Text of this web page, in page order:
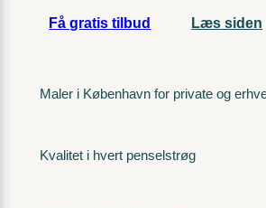
Få gratis tilbud Læs siden
Maler i København for private og
Kvalitet i hvert penselstrøg